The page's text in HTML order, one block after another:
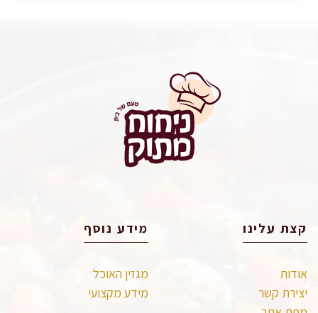
קצת עלינו
אודות
יצירת קשר
מידע נוסף
מגזין האוכל
מידע מקצועי